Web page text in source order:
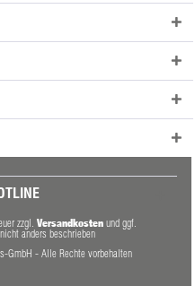
zzgl. Versandkosten und ggf.
anders beschrieben
GmbH - Alle Rechte vorbehalten